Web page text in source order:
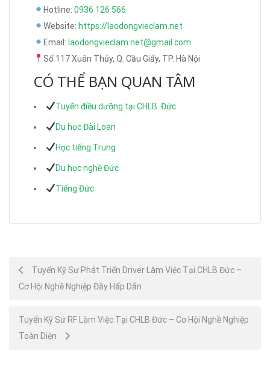
Hotline: 0936 126 566
Website: https://laodongvieclam.net
Email: laodongvieclam.net@gmail.com
Số 117 Xuân Thủy, Q. Cầu Giấy, TP. Hà Nội
CÓ THỂ BẠN QUAN TÂM
Tuyển điều dưỡng tại CHLB. Đức
Du học Đài Loan
Học tiếng Trung
Du học nghề Đức
Tiếng Đức
Post
navigation
Tuyển Kỹ Sư Phát Triển Driver Làm Việc Tại CHLB Đức –
Cơ Hội Nghề Nghiệp Đầy Hấp Dẫn
Tuyển Kỹ Sư RF Làm Việc Tại CHLB Đức – Cơ Hội Nghề Nghiệp
Toàn Diện